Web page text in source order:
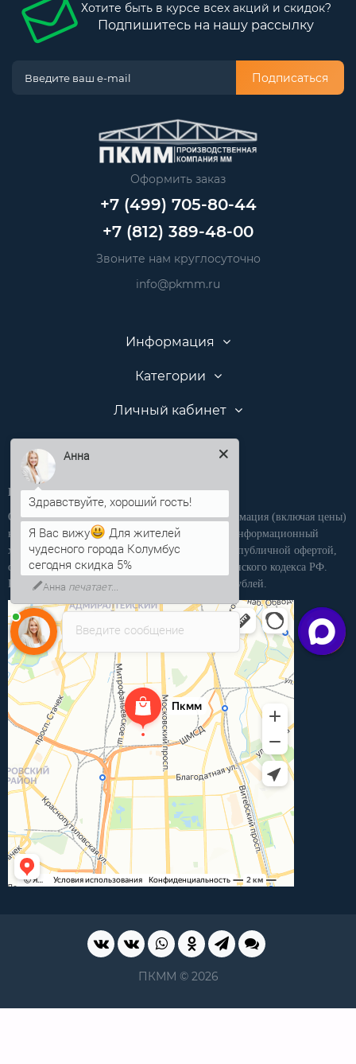
Хотите быть в курсе всех акций и скидок?
Подпишитесь на нашу рассылку
Подписаться
Оформить заказ
+7 (499) 705-80-44
+7 (812) 389-48-00
Звоните нам круглосуточно
info@pkmm.ru
Информация
Категории
Личный кабинет
Производственная компания «ПКММ»
Обращаем Ваше внимание на то, что вся информация (включая цены)
на этом интернет-сайте носит исключительно информационный
характер, и ни при каких условиях не является публичной офертой,
определяемой положениями статьи 437 Гражданского кодекса РФ.
Розничная продажа осуществляется от 15 000 рублей.
ПКММ © 2026
Введите сообщение
Анна
Я Вас вижу
Для жителей
чудесного города Колумбус
сегодня скидка 5%
Анна печатает...